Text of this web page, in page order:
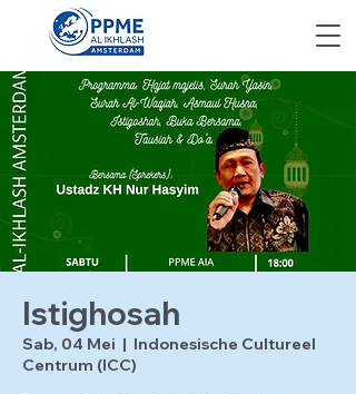
Istighosah
Sab, 04 Mei
  |
Indonesische Cultureel
Centrum (ICC)